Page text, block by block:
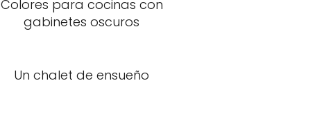
Colores para cocinas con
gabinetes oscuros
Un chalet de ensueño